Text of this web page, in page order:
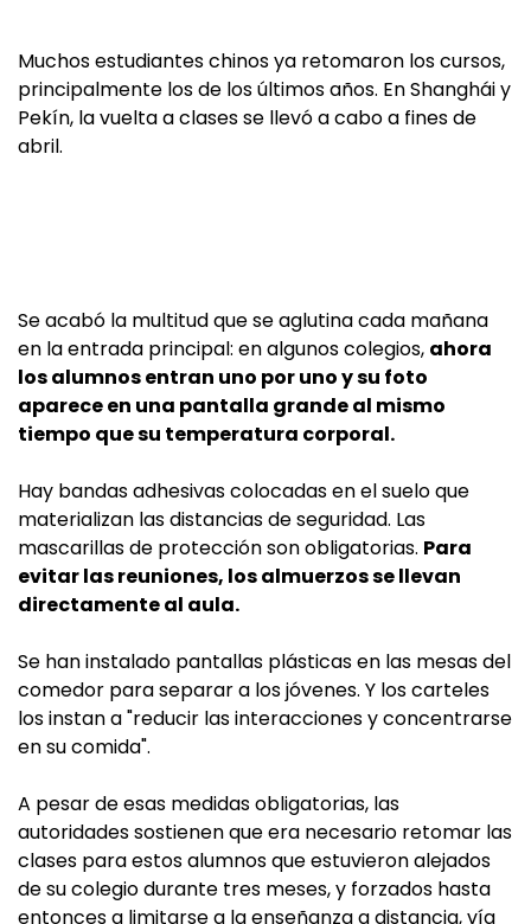
Muchos estudiantes chinos ya retomaron los cursos,
principalmente los de los últimos años. En Shanghái y
Pekín, la vuelta a clases se llevó a cabo a fines de
abril.
Se acabó la multitud que se aglutina cada mañana
en la entrada principal: en algunos colegios, ahora
los alumnos entran uno por uno y su foto
aparece en una pantalla grande al mismo
tiempo que su temperatura corporal.
Hay bandas adhesivas colocadas en el suelo que
materializan las distancias de seguridad. Las
mascarillas de protección son obligatorias. Para
evitar las reuniones, los almuerzos se llevan
directamente al aula.
Se han instalado pantallas plásticas en las mesas del
comedor para separar a los jóvenes. Y los carteles
los instan a "reducir las interacciones y concentrarse
en su comida".
A pesar de esas medidas obligatorias, las
autoridades sostienen que era necesario retomar las
clases para estos alumnos que estuvieron alejados
de su colegio durante tres meses, y forzados hasta
entonces a limitarse a la enseñanza a distancia, vía